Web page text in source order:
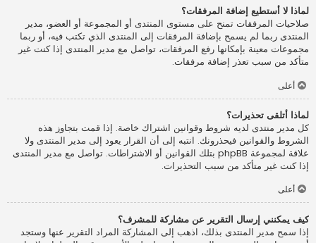
لماذا لا أستطيع إضافة المرفقات؟
صلاحيات المرفقات تمنح على مستوى المنتدى أو المجموعة أو العضو، مدير
المنتدى ربما لم يسمح بإضافة المرفقات إلى المنتدى الذي تكتب فيه، أو ربما
مجموعات معينة بإمكانها رفع المرفقات، تواصل مع مدير المنتدى إذا كنت غير
متأكد من سبب تعذر إضافة مرفقات.
أعلى
لماذا أتلقى تحذيرات؟
كل مدير منتدى لديه شروط وقوانين اشتراك خاصة. إذا قمت بتجاوز هذه
الشروط والقوانين فيحذرونك. انتبه إلى أن القرار يعود إلى مدير المنتدى ولا
علاقة لمجموعة phpBB بتلك القوانين أو الاشتراطات. تواصل مع مدير المنتدى
إذا كنت غير متأكد من سبب التحذيرات.
أعلى
كيف يمكنني إرسال التقرير عن مشاركة للمشرف؟
إذا سمح مدير المنتدى بذلك، اذهب إلى المشاركة المراد التقرير عنها وستجد